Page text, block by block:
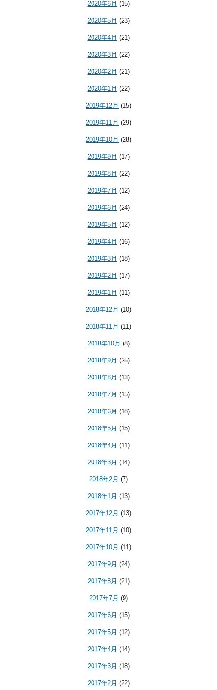
2020年6月 (15)
2020年5月 (23)
2020年4月 (21)
2020年3月 (22)
2020年2月 (21)
2020年1月 (22)
2019年12月 (15)
2019年11月 (29)
2019年10月 (28)
2019年9月 (17)
2019年8月 (22)
2019年7月 (12)
2019年6月 (24)
2019年5月 (12)
2019年4月 (16)
2019年3月 (18)
2019年2月 (17)
2019年1月 (11)
2018年12月 (10)
2018年11月 (11)
2018年10月 (8)
2018年9月 (25)
2018年8月 (13)
2018年7月 (15)
2018年6月 (18)
2018年5月 (15)
2018年4月 (11)
2018年3月 (14)
2018年2月 (7)
2018年1月 (13)
2017年12月 (13)
2017年11月 (10)
2017年10月 (11)
2017年9月 (24)
2017年8月 (21)
2017年7月 (9)
2017年6月 (15)
2017年5月 (12)
2017年4月 (14)
2017年3月 (18)
2017年2月 (22)